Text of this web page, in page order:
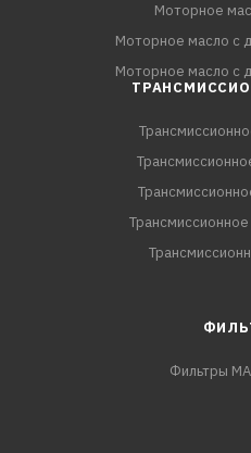
Моторное
Моторное масло с
Моторное масло с
Фильтры